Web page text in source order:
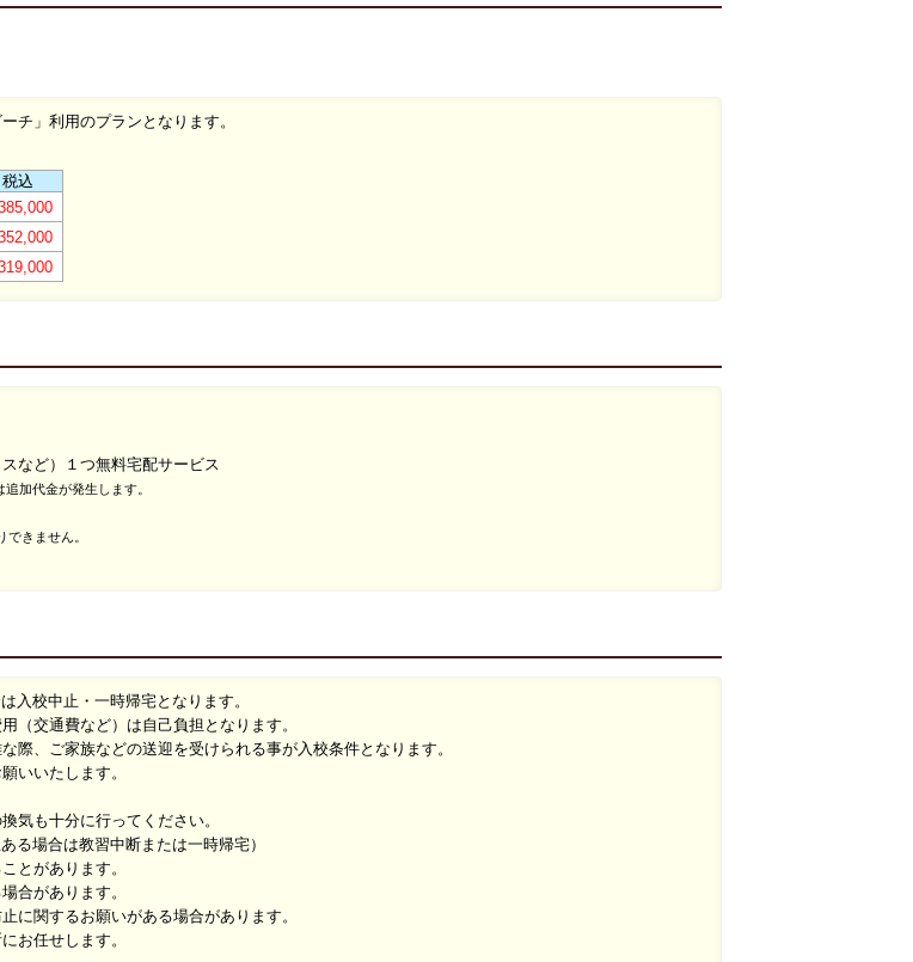
チ」利用のプランとなります。
税込
など）１つ無料宅配サービス
加代金が発生します。
きません。
入校中止・一時帰宅となります。
（交通費など）は自己負担となります。
際、ご家族などの送迎を受けられる事が入校条件となります。
いいたします。
も十分に行ってください。
る場合は教習中断または一時帰宅）
とがあります。
合があります。
に関するお願いがある場合があります。
お任せします。